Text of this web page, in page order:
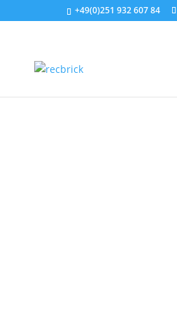
+49(0)251 932 607 84